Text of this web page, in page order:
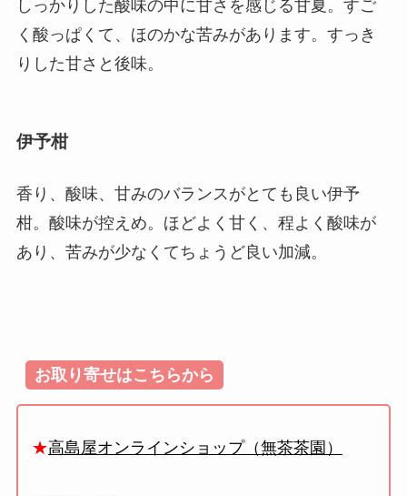
しっかりした酸味の中に甘さを感じる甘夏。すご
く酸っぱくて、ほのかな苦みがあります。すっき
りした甘さと後味。
伊予柑
香り、酸味、甘みのバランスがとても良い伊予
柑。酸味が控えめ。ほどよく甘く、程よく酸味が
あり、苦みが少なくてちょうど良い加減。
お取り寄せはこちらから
★高島屋オンラインショップ（無茶茶園）